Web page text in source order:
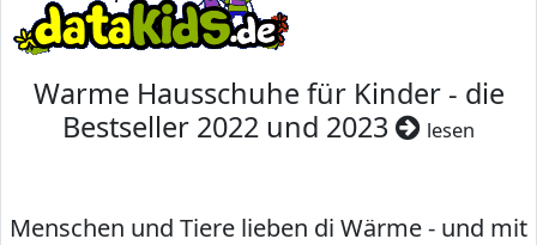
Warme Hausschuhe für Kinder - die
Bestseller 2022 und 2023
lesen
Menschen und Tiere lieben di Wärme - und mit